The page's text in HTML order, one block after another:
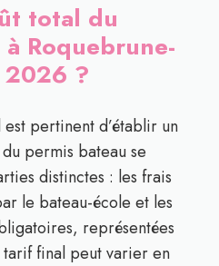
total du
Roquebrune-
2026 ?
pertinent d’établir un
permis bateau se
distinctes : les frais
le bateau-école et les
représentées
final peut varier en